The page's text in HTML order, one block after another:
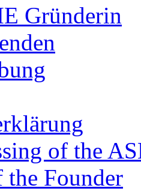
Gründerin
of the
Founder